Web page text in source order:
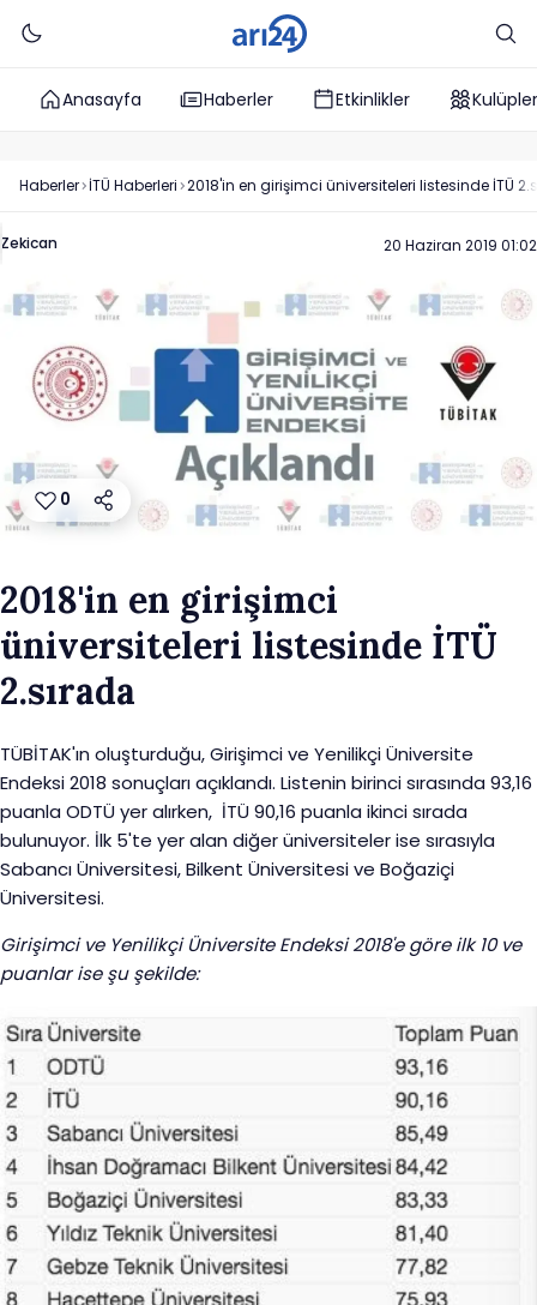
Anasayfa Haberler Etkinlikler Kulüpler
Haberler İTÜ Haberleri 2018'in en girişimci üniversiteleri listesinde İTÜ
Zekican 20 Haziran 2019 01:02
0
2018'in en girişimci
üniversiteleri listesinde İTÜ
2.sırada
TÜBİTAK'ın oluşturduğu, Girişimci ve Yenilikçi Üniversite
Endeksi 2018 sonuçları açıklandı. Listenin birinci sırasında 93,16
puanla ODTÜ yer alırken, İTÜ 90,16 puanla ikinci sırada
bulunuyor. İlk 5'te yer alan diğer üniversiteler ise sırasıyla
Sabancı Üniversitesi, Bilkent Üniversitesi ve Boğaziçi
Üniversitesi.
Girişimci ve Yenilikçi Üniversite Endeksi 2018'e göre ilk 10 ve
puanlar ise şu şekilde: